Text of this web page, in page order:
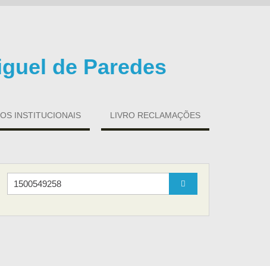
de Paredes
INSTITUCIONAIS LIVRO RECLAMAÇÕES
Search